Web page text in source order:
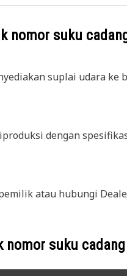
nomor suku
suplai udara ke
dengan
atau hubungi
nomor suku cadang